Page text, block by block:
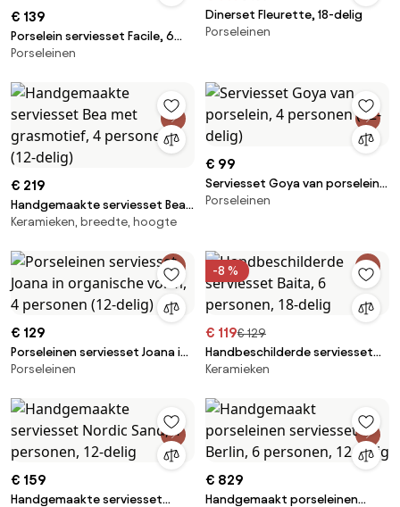
€ 139
Porselein serviesset Facile, 6
personen (18-delig)
Porseleinen
Dinerset Fleurette, 18-delig
Porseleinen
€ 219
Handgemaakte serviesset Bea
met grasmotief, 4 personen
Keramieken, breedte, hoogte
€ 99
Serviesset Goya van porselein,
4 personen (12-delig)
Porseleinen
€ 129
Porseleinen serviesset Joana in
organische vorm, 4 personen
Porseleinen
-8 %
€ 119€ 129
Handbeschilderde serviesset
Baita, 6 personen, 18-delig
Keramieken
€ 159
Handgemaakte serviesset
€ 829
Handgemaakt porseleinen